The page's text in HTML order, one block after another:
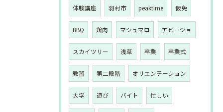
体験講座 羽村市 peaktime 仮免
BBQ 鶏肉 マシュマロ アヒージョ
スカイツリー 浅草 卒業 卒業式
教習 第二段階 オリエンテーション
大学 遊び バイト 忙しい